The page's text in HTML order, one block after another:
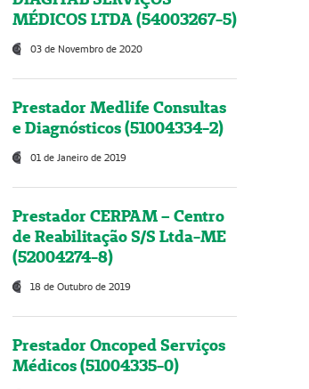
MÉDICOS LTDA (54003267-5)
03 de Novembro de 2020
Prestador Medlife Consultas
e Diagnósticos (51004334-2)
01 de Janeiro de 2019
Prestador CERPAM – Centro
de Reabilitação S/S Ltda-ME
(52004274-8)
18 de Outubro de 2019
Prestador Oncoped Serviços
Médicos (51004335-0)